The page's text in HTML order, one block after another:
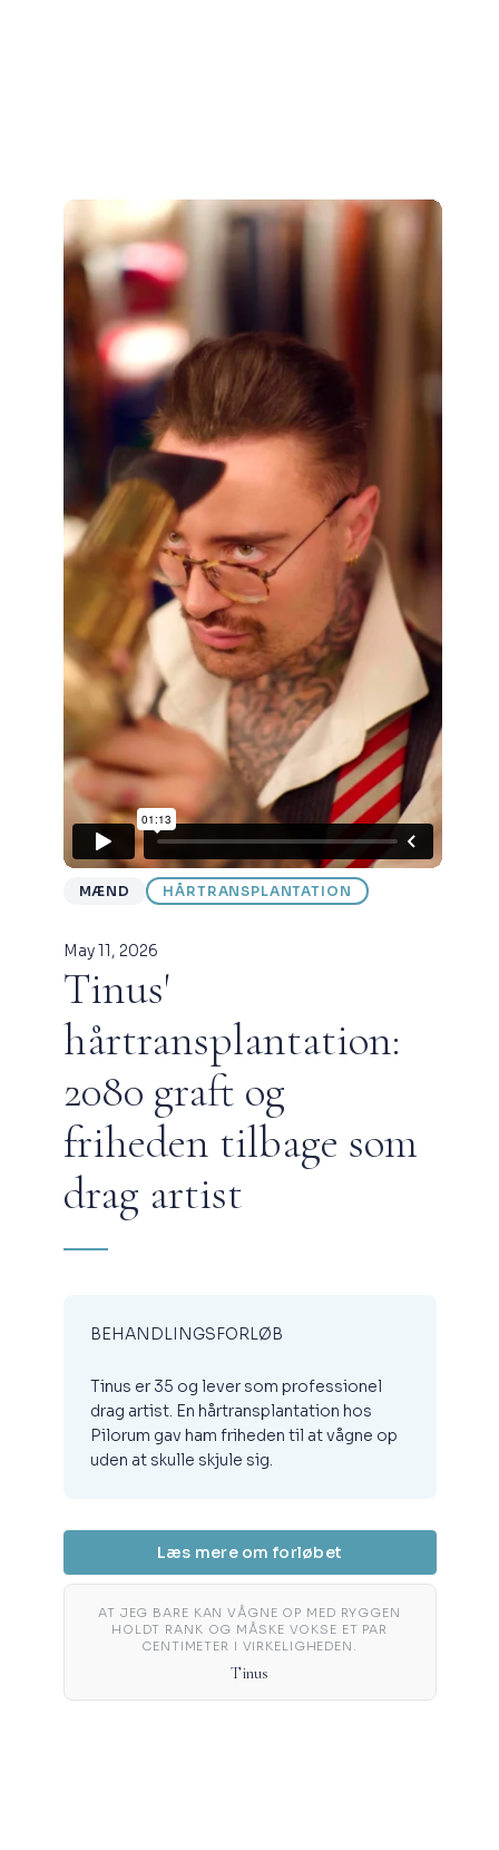
MÆND HÅRTRANSPLANTATION
May 11, 2026
Tinus'
hårtransplantation:
2080 graft og
friheden tilbage som
drag artist
BEHANDLINGSFORLØB
Tinus er 35 og lever som professionel
drag artist. En hårtransplantation hos
Pilorum gav ham friheden til at vågne op
uden at skulle skjule sig.
Læs mere om forløbet
AT JEG BARE KAN VÅGNE OP MED RYGGEN
HOLDT RANK OG MÅSKE VOKSE ET PAR
CENTIMETER I VIRKELIGHEDEN.
Tinus